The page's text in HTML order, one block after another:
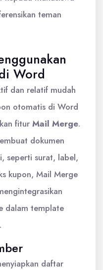
teman
Word
dan relatif mudah
otomatis di Word
fitur Mail Merge.
dokumen
seperti surat, label,
kupon, Mail Merge
dalam template
daftar